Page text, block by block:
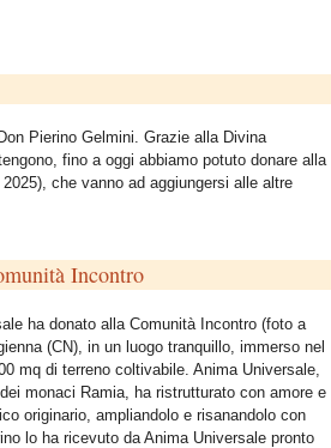
Pierino Gelmini. Grazie alla Divina
fino a oggi abbiamo potuto donare alla
che vanno ad aggiungersi alle altre
Incontro
ha donato alla Comunità Incontro (foto a
(CN), in un luogo tranquillo, immerso nel
mq di terreno coltivabile. Anima Universale,
monaci Ramia, ha ristrutturato con amore e
originario, ampliandolo e risanandolo con
lo ha ricevuto da Anima Universale pronto